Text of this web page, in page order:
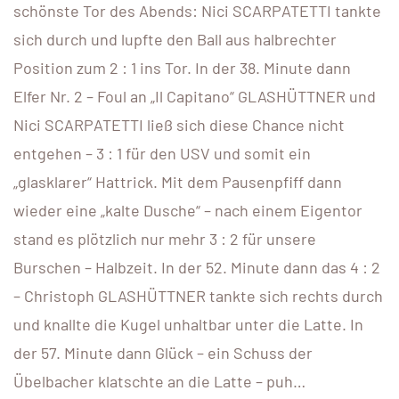
schönste Tor des Abends: Nici SCARPATETTI tankte
sich durch und lupfte den Ball aus halbrechter
Position zum 2 : 1 ins Tor. In der 38. Minute dann
Elfer Nr. 2 – Foul an „Il Capitano“ GLASHÜTTNER und
Nici SCARPATETTI ließ sich diese Chance nicht
entgehen – 3 : 1 für den USV und somit ein
„glasklarer“ Hattrick. Mit dem Pausenpfiff dann
wieder eine „kalte Dusche“ – nach einem Eigentor
stand es plötzlich nur mehr 3 : 2 für unsere
Burschen – Halbzeit. In der 52. Minute dann das 4 : 2
– Christoph GLASHÜTTNER tankte sich rechts durch
und knallte die Kugel unhaltbar unter die Latte. In
der 57. Minute dann Glück – ein Schuss der
Übelbacher klatschte an die Latte – puh…